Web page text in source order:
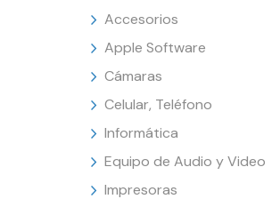
Accesorios
Apple Software
Cámaras
Celular, Teléfono
Informática
Equipo de Audio y Video
Impresoras